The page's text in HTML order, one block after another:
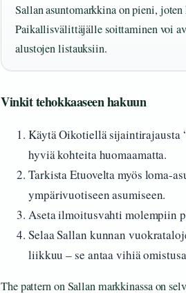
Sallan asuntomarkkina on pieni,
Paikallisvälittäjälle soittaminen voi
alustojen listauksiin.
Vinkit tehokkaaseen hakuun
Käytä Oikotiellä sijaintirajausta
hyviä kohteita huomaamatta.
Tarkista Etuovelta myös loma-
ympärivuotiseen asumiseen.
Aseta ilmoitusvahti molempiin
Selaa Sallan kunnan
liikkuu – se antaa vihiä
The pattern on Sallan markkinassa on